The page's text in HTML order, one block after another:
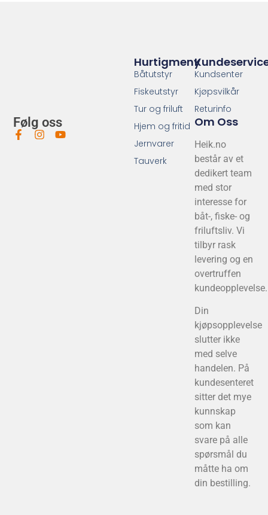
Følg oss
Kundsenter
Kjøpsvilkår
Returinfo
Om Oss
Heik.no
består av et
dedikert team
med stor
interesse for
båt-, fiske- og
friluftsliv. Vi
tilbyr rask
levering og en
overtruffen
kundeopplevelse.
Din
kjøpsopplevelse
slutter ikke
med selve
handelen. På
kundesenteret
sitter det mye
kunnskap
som kan
svare på alle
spørsmål du
måtte ha om
din bestilling.
Hurtigmeny
Båtutstyr
Fiskeutstyr
Tur og friluft
Hjem og fritid
Jernvarer
Tauverk